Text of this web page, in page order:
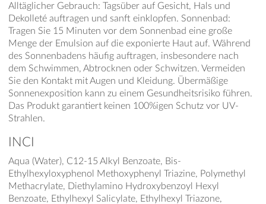
Alltäglicher Gebrauch: Tagsüber auf Gesicht, Hals und
Dekolleté auftragen und sanft einklopfen. Sonnenbad:
Tragen Sie 15 Minuten vor dem Sonnenbad eine große
Menge der Emulsion auf die exponierte Haut auf. Während
des Sonnenbadens häufig auftragen, insbesondere nach
dem Schwimmen, Abtrocknen oder Schwitzen. Vermeiden
Sie den Kontakt mit Augen und Kleidung. Übermäßige
Sonnenexposition kann zu einem Gesundheitsrisiko führen.
Das Produkt garantiert keinen 100%igen Schutz vor UV-
Strahlen.
INCI
Aqua (Water), C12-15 Alkyl Benzoate, Bis-
Ethylhexyloxyphenol Methoxyphenyl Triazine, Polymethyl
Methacrylate, Diethylamino Hydroxybenzoyl Hexyl
Benzoate, Ethylhexyl Salicylate, Ethylhexyl Triazone,